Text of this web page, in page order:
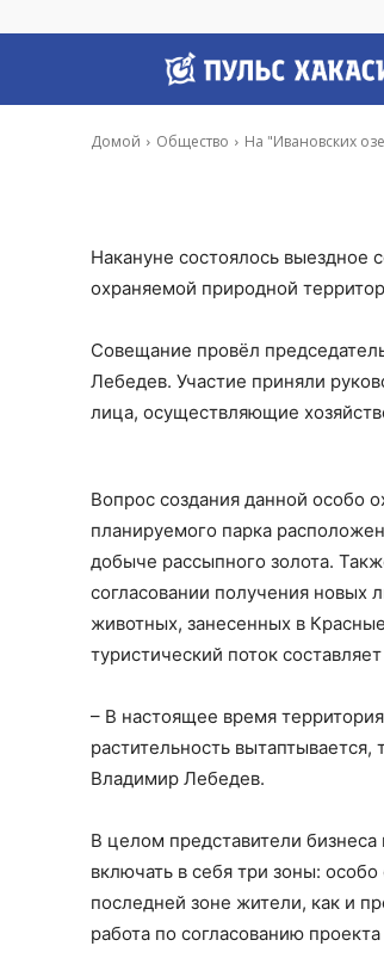
Домой Общество На "Ивановских
Накануне состоялось выездное
охраняемой природной
Совещание провёл
Лебедев. Участие приняли
лица, осуществляющие
Вопрос создания данной особо
планируемого парка
добыче рассыпного золота.
согласовании получения новых
животных, занесенных в
туристический поток
– В настоящее время
растительность
Владимир Лебедев.
В целом представители
включать в себя три зоны:
последней зоне жители, как и
работа по согласованию